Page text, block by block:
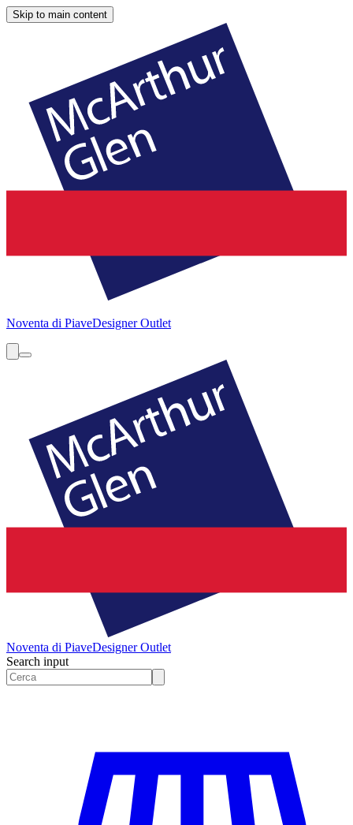
Skip to main content
Noventa di PiaveDesigner Outlet
Noventa di PiaveDesigner Outlet
Search input